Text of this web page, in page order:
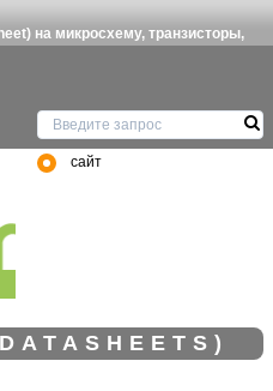
на микросхему, транзисторы,
сайт